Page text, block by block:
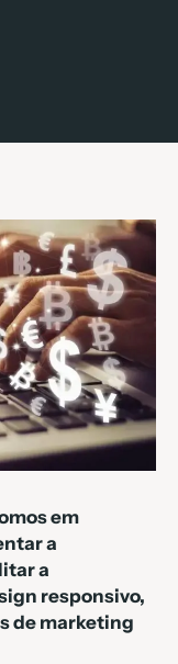
em
a
a
responsivo,
de marketing